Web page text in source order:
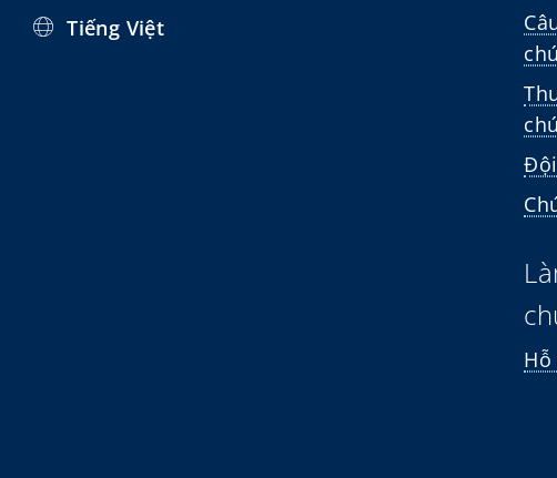
Tiếng Việt